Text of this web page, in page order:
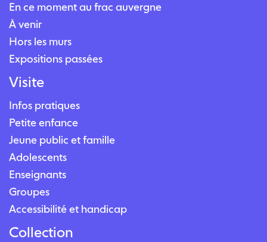
En ce moment au frac auvergne
À venir
Hors les murs
Expositions passées
Visite
Infos pratiques
Petite enfance
Jeune public et famille
Adolescents
Enseignants
Groupes
Accessibilité et handicap
Collection